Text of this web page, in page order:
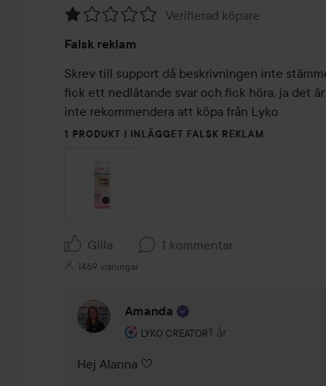
1
av
5
Verifierad köpare
Falsk reklam
Skrev till support då beskrivningen inte
fick ett nedlåtande svar och fick höra, ja det
inte rekommendera att köpa från Lyko
1 PRODUKT I INLÄGGET FALSK REKLAM
Gilla 1 kommentar
1469 visningar
Amanda
LYKO CREATOR
Användarens roll: Lyko Creator.
1 år
Kommentaren lades 1
Hej Alanna 🤍